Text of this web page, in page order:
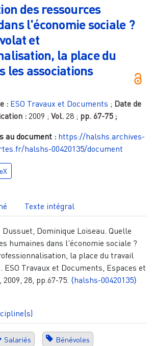
des ressources
l'économie sociale ?
et
la place du
les associations
: ESO Travaux et Documents ; Date de
:2009 ;Vol.28 ; pp.67-75 ;
au document : https://halshs.archives-
halshs-00420135/document
Texte intégral
Dominique Loiseau. Quelle
humaines dans l'économie sociale ?
la place du travail
ESO Travaux et Documents, Espaces et
28, pp.67-75. ⟨halshs-00420135⟩
Salariés Bénévoles